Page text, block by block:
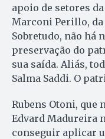
apoio de setores
Marconi Perillo,
Sobretudo, não há
preservação do
sua saída. Aliás,
Salma Saddi. O
Rubens Otoni, que
Edvard Madureira
conseguir aplicar